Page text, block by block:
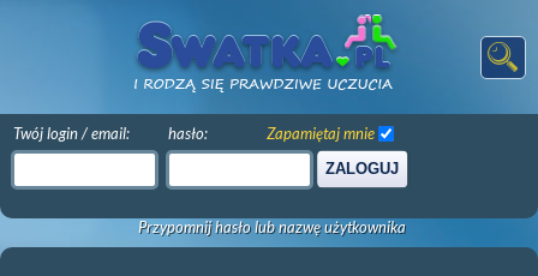
Twój login / email: hasło:
ZALOGUJ
Zapamiętaj mnie
Przypomnij hasło lub nazwę użytkownika